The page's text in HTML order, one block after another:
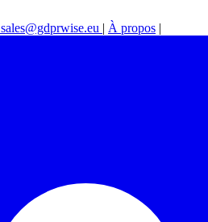
sales@gdprwise.eu | À propos |